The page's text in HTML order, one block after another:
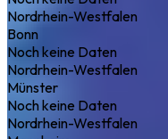
Nordrhein-Westfalen
Bonn
Noch keine Daten
Nordrhein-Westfalen
Münster
Noch keine Daten
Nordrhein-Westfalen